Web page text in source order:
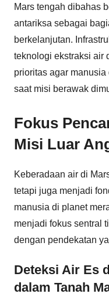
Mars tengah dibahas
antariksa sebagai
berkelanjutan.
teknologi ekstraksi air
prioritas agar
saat misi berawak
Fokus
Misi Luar
Keberadaan air di
tetapi juga menjadi
manusia di planet
menjadi fokus sentral
dengan pendekatan
Deteksi Air Es
dalam Tanah